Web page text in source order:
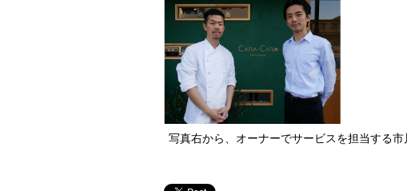
写真右から、オーナーでサービスを担当する